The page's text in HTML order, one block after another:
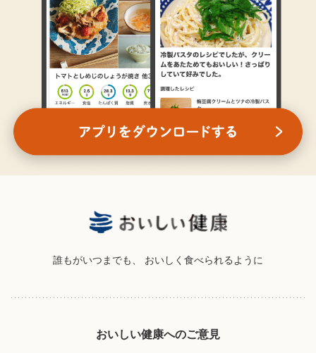
誰もがいつまでも、 おいしく食べられるように
おいしい健康へのご意見